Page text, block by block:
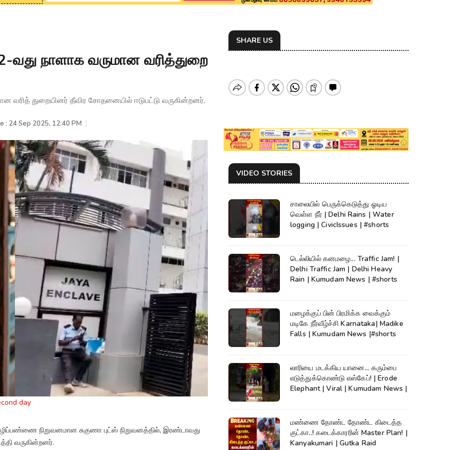
வது நாளாக வருமான வரித்துறை
வரித் துறையினர் தீவிர சோதனையில் ஈடுபட்டு வருகின்றனர்.
: 24 Sep 2025, 12:40 PM
day
நிறுவனமான சுகுணா புட்ஸ் நிறுவனத்தில், இரண்டாவது
வருகின்றனர்.
SHARE US
VIDEO STORIES
சாலையில் பெருக்கெடுத்து ஓடிய
வெள்ள நீர் | Delhi Rains | Water
logging | CivicIssues | #shorts
டெல்லியில் கனமழை... Traffic Jam! |
Delhi Traffic Jam | Delhi Heavy
Rain | Kumudam News | #shorts
மழைக்குப் பின் பிரமிக்க வைக்கும்
மடிகே நீர்வீழ்ச்சி Karnataka| Madike
Falls | Kumudam News |#shorts
லாரியை மடக்கிய யானை... கரும்பை
எடுத்துக்கொண்டு எஸ்கேப்! | Erode
Elephant | Viral | Kumudam News |
மண்ணை தோண்ட தோண்ட கிடைத்த
குட்கா..! கடைக்காரரின் Master Plan! |
Kanyakumari | Gutka Raid